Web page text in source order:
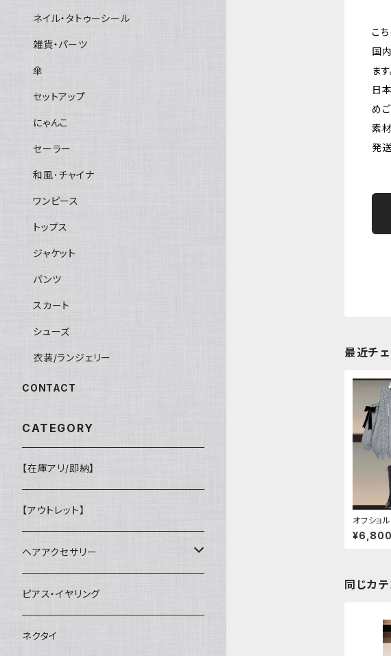
こ
国
ます
日
め
素
発
最近チ
オフショ
ットアップ
¥6,800
同じカ
ネイル・タトゥーシール
雑貨・パーツ
傘
セットアップ
にゃんこ
セーラー
和風･チャイナ
ワンピース
トップス
ジャケット
パンツ
スカート
シューズ
衣装/ランジェリー
CONTACT
CATEGORY
【在庫アリ/即納】
【アウトレット】
ヘアアクセサリー
ヘアクリップ
ヘッドドレス・カチューシャ
ピアス・イヤリング
ネクタイ